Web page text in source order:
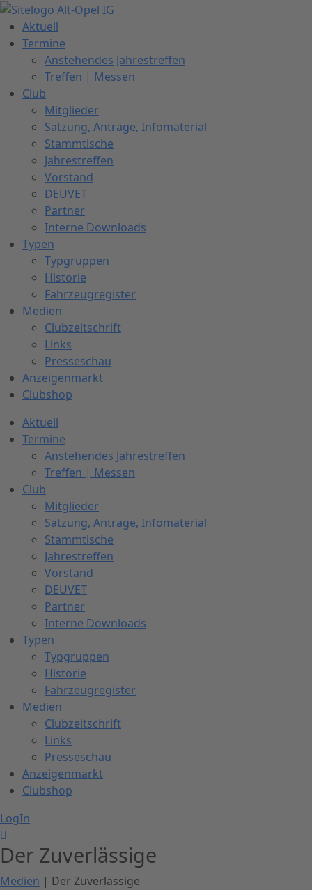
Zum
Inhalt
springen
Aktuell
Termine
Anstehendes Jahrestreffen
Treffen | Messen
Club
Mitglieder
Satzung, Anträge, Infomaterial
Stammtische
Jahrestreffen
Vorstand
DEUVET
Partner
Interne Downloads
Typen
Typgruppen
Historie
Fahrzeugregister
Medien
Clubzeitschrift
Links
Presseschau
Anzeigenmarkt
Clubshop
Aktuell
Termine
Anstehendes Jahrestreffen
Treffen | Messen
Club
Mitglieder
Satzung, Anträge, Infomaterial
Stammtische
Jahrestreffen
Vorstand
DEUVET
Partner
Interne Downloads
Typen
Typgruppen
Historie
Fahrzeugregister
Medien
Clubzeitschrift
Links
Presseschau
Anzeigenmarkt
Clubshop
LogIn
Der Zuverlässige
Medien | Der Zuverlässige